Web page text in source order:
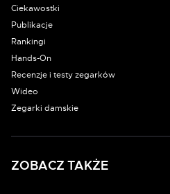
Ciekawostki
Publikacje
Rankingi
Hands-On
Recenzje i testy zegarków
Wideo
Zegarki damskie
ZOBACZ TAKŻE